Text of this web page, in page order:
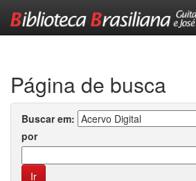
Página de busca
Buscar em:
por